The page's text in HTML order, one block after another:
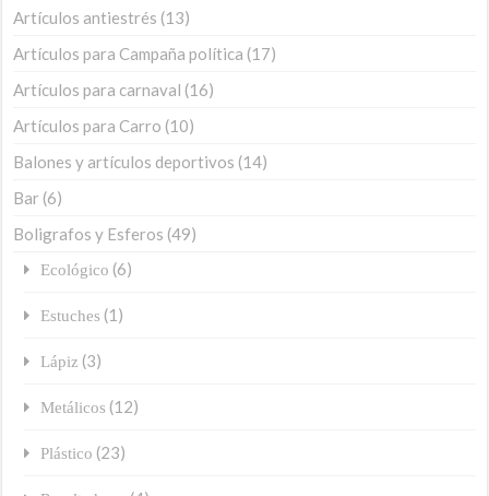
Artículos antiestrés (13)
Artículos para Campaña política (17)
Artículos para carnaval (16)
Artículos para Carro (10)
Balones y artículos deportivos (14)
Bar (6)
Boligrafos y Esferos (49)
Ecológico (6)
Estuches (1)
Lápiz (3)
Metálicos (12)
Plástico (23)